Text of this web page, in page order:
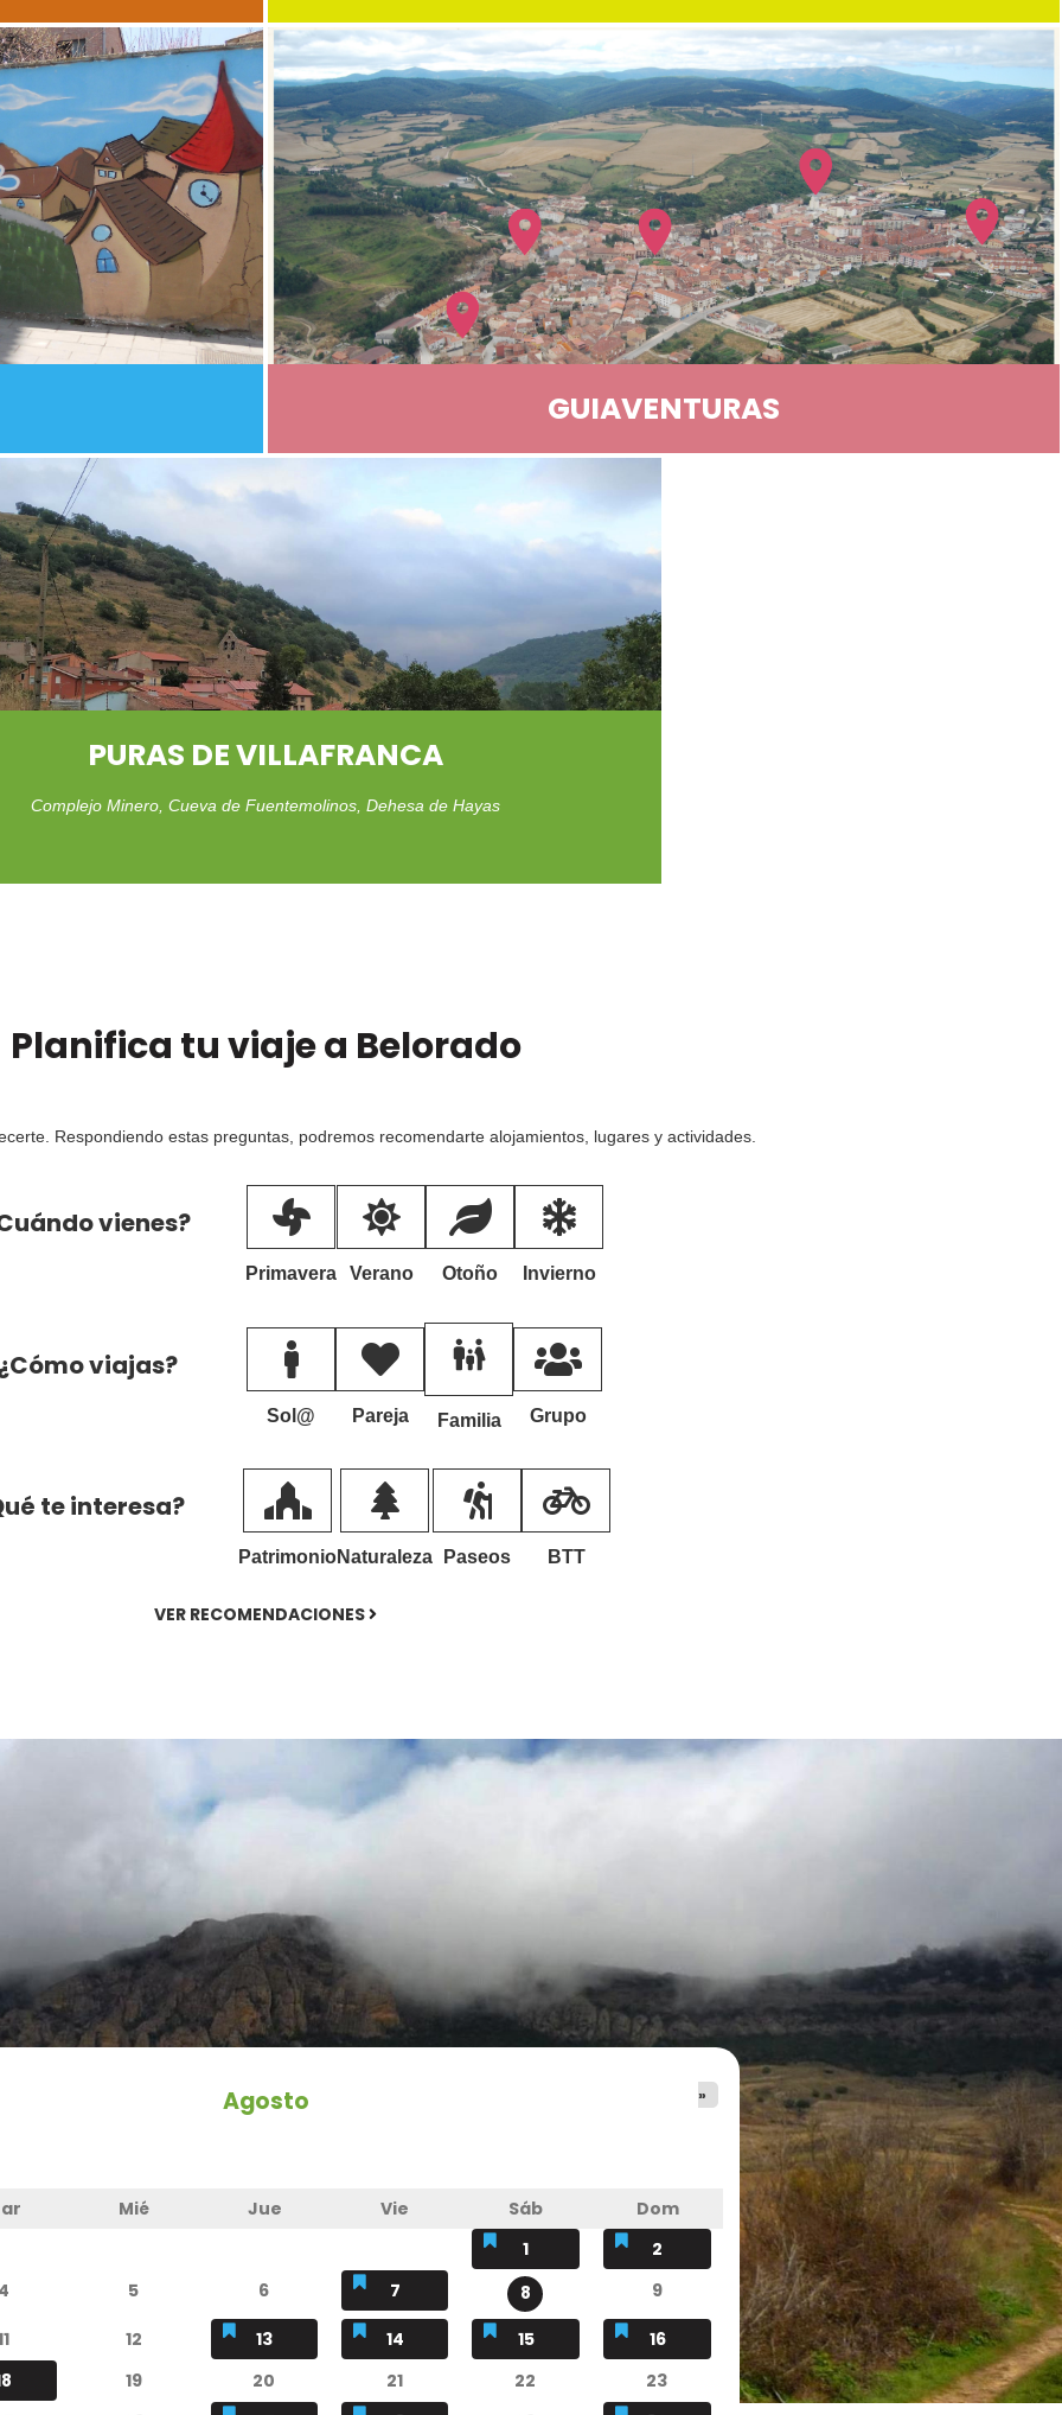
GUIAVENTURAS
PURAS DE VILLAFRANCA
Complejo Minero, Cueva de Fuentemolinos, Dehesa de Hayas
Planifica tu viaje a Belorado
Respondiendo estas preguntas, podremos recomendarte alojamientos, lugares y actividades.
vienes?
Primavera Verano Otoño Invierno
viajas?
Sol@ Pareja Familia Grupo
te interesa?
PatrimonioNaturaleza Paseos BTT
VER RECOMENDACIONES
Agosto »
Mié Jue Vie Sáb
Dom
1
2
5 6 7 8 9
12 13 14 15
16
19 20 21 22
23